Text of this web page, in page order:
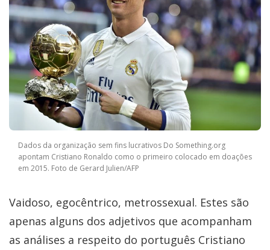
Dados da organização sem fins lucrativos Do Something.org
apontam Cristiano Ronaldo como o primeiro colocado em doações
em 2015. Foto de Gerard Julien/AFP
Vaidoso, egocêntrico, metrossexual. Estes são
apenas alguns dos adjetivos que acompanham
as análises a respeito do português Cristiano